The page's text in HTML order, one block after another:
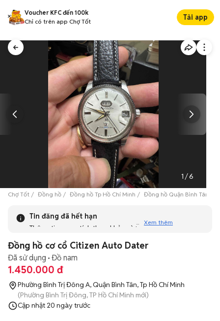
Voucher KFC đến 100k
Chỉ có trên app Chợ Tốt
Tải app
1 /6
Chợ Tốt Đồng hồ Đồng hồ Tp Hồ Chí Minh Đồng hồ Quận Bình Tân
Tin đăng đã hết hạn
Thông tin mang tính tham khảo và bạn không thể liên hệ
tương tự khác dưới đây nhé!
Xem thêm
Đồng hồ cơ cổ Citizen Auto Dater
Đã sử dụng Đồ nam
1.450.000 đ
Phường Bình Trị Đông A, Quận Bình Tân, Tp Hồ Chí Minh
(Phường Bình Trị Đông, TP Hồ Chí Minh mới)
Cập nhật 20 ngày trước